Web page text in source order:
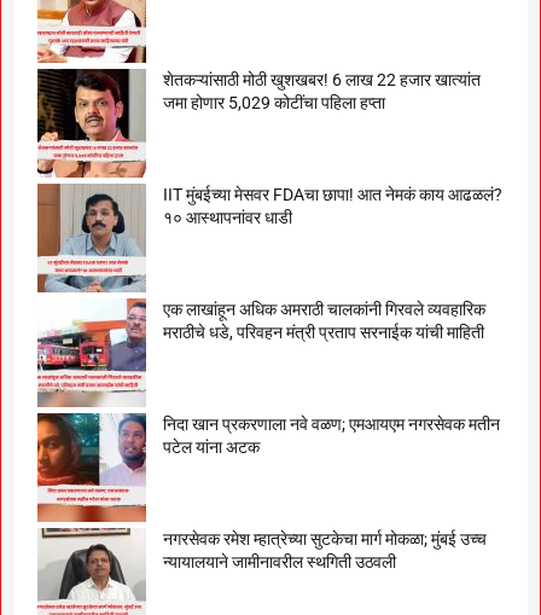
शेतकऱ्यांसाठी मोठी खुशखबर! 6 लाख 22 हजार खात्यांत
जमा होणार 5,029 कोटींचा पहिला हप्ता
IIT मुंबईच्या मेसवर FDAचा छापा! आत नेमकं काय आढळलं?
१० आस्थापनांवर धाडी
एक लाखांहून अधिक अमराठी चालकांनी गिरवले व्यवहारिक
मराठीचे धडे, परिवहन मंत्री प्रताप सरनाईक यांची माहिती
निदा खान प्रकरणाला नवे वळण; एमआयएम नगरसेवक मतीन
पटेल यांना अटक
नगरसेवक रमेश म्हात्रेच्या सुटकेचा मार्ग मोकळा; मुंबई उच्च
न्यायालयाने जामीनावरील स्थगिती उठवली